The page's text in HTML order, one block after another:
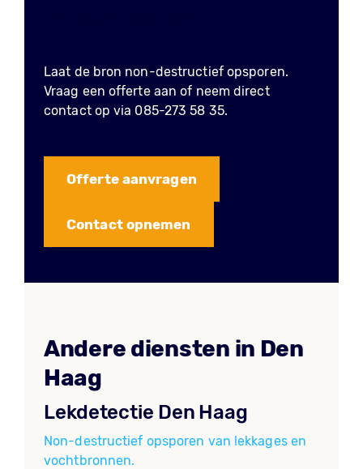
Laat de bron non-destructief opsporen.
Vraag een offerte aan of neem direct
contact op via 085-273 58 35.
Offerte aanvragen
Contact opnemen
Andere diensten in Den
Haag
Lekdetectie Den Haag
Non-destructief opsporen van lekkages en
vochtbronnen.